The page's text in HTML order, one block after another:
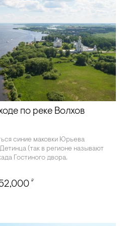
по реке Волхов
синие маковки Юрьева
(так в регионе называют
Гостиного двора.
₽